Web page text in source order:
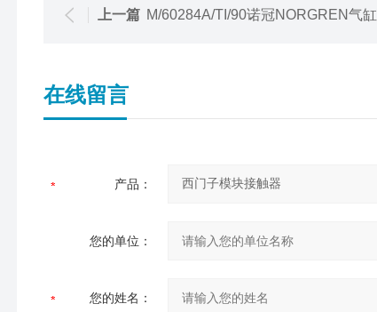
上一篇 M/60284A/TI/90诺冠NORGREN气缸
在线留言
产品：
您的单位：
您的姓名：